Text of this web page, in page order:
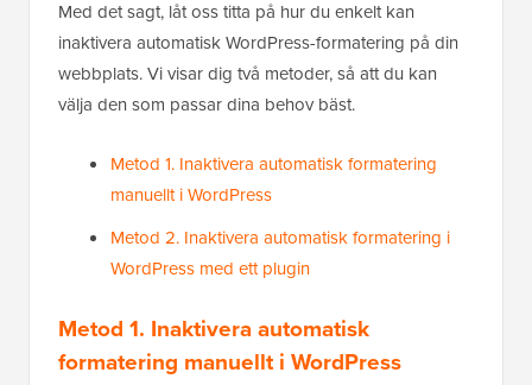
Med det sagt, låt oss titta på hur du enkelt kan
inaktivera automatisk WordPress-formatering på din
webbplats. Vi visar dig två metoder, så att du kan
välja den som passar dina behov bäst.
Metod 1. Inaktivera automatisk formatering
manuellt i WordPress
Metod 2. Inaktivera automatisk formatering i
WordPress med ett plugin
Metod 1. Inaktivera automatisk
formatering manuellt i WordPress